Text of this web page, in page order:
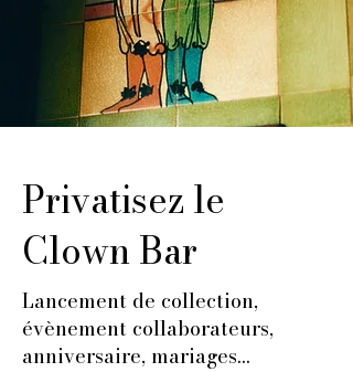
Privatisez le
Clown Bar
Lancement de collection,
évènement collaborateurs,
anniversaire, mariages...